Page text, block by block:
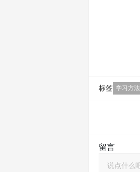
标签 学习方法
留言